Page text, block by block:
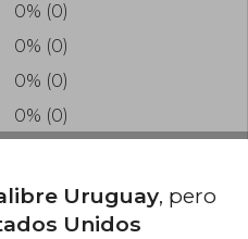
0% (0)
0% (0)
0% (0)
0% (0)
Uruguay, pero
Unidos